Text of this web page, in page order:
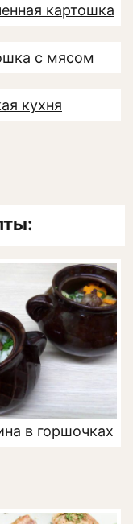
картошка
с мясом
кухня
в горшочках